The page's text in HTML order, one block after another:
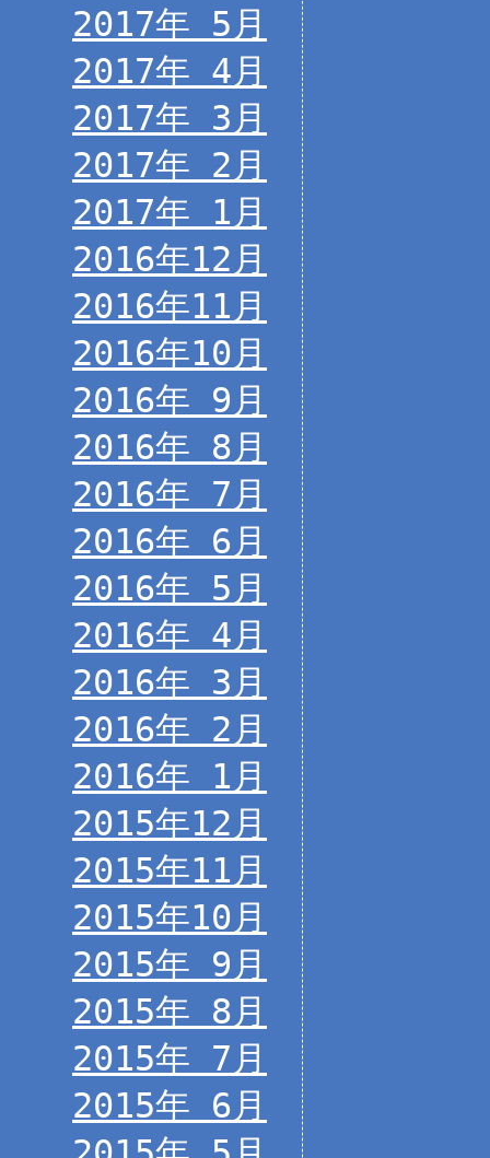
2017年 5月
2017年 4月
2017年 3月
2017年 2月
2017年 1月
2016年12月
2016年11月
2016年10月
2016年 9月
2016年 8月
2016年 7月
2016年 6月
2016年 5月
2016年 4月
2016年 3月
2016年 2月
2016年 1月
2015年12月
2015年11月
2015年10月
2015年 9月
2015年 8月
2015年 7月
2015年 6月